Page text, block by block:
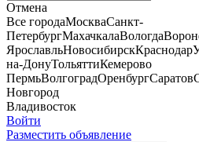
Отмена
Все городаМоскваСанкт-
ПетербургМахачкалаВологда
ЯрославльНовосибирскКраснодар
на-ДонуТольяттиКемерово
ПермьВолгоградОренбургСаратов
Новгород
Владивосток
Войти
Разместить объявление